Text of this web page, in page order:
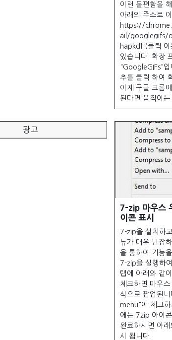
이런 불편함을
아래의 주소로
https://
ail/googlegifs/
hapkdf (클릭 이
있습니다. 확장
"GoogleGIFs"
추를 클릭 하여
이제 구글 크롬
된다면 움직이는
광고
7-zip 마우스
이콘 표시
7-zip을 설치하
뉴가 매우 난잡
을 통하여 기능
7-zip을 실행하
탭에 아래와 같
체크하면 마우
식으로 팝업된
menu"에 체크
에는 7zip 아이
완료하시면 아
시 됩니다.